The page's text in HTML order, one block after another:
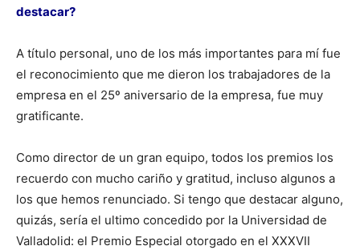
destacar?
A título personal, uno de los más importantes para mí fue
el reconocimiento que me dieron los trabajadores de la
empresa en el 25º aniversario de la empresa, fue muy
gratificante.
Como director de un gran equipo, todos los premios los
recuerdo con mucho cariño y gratitud, incluso algunos a
los que hemos renunciado. Si tengo que destacar alguno,
quizás, sería el ultimo concedido por la Universidad de
Valladolid: el Premio Especial otorgado en el XXXVII